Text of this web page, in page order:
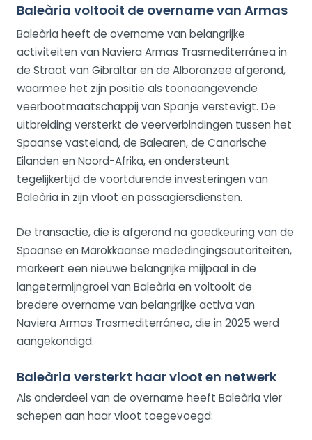
Baleària voltooit de overname van Armas
Baleària heeft de overname van belangrijke
activiteiten van Naviera Armas Trasmediterránea in
de Straat van Gibraltar en de Alboranzee afgerond,
waarmee het zijn positie als toonaangevende
veerbootmaatschappij van Spanje verstevigt. De
uitbreiding versterkt de veerverbindingen tussen het
Spaanse vasteland, de Balearen, de Canarische
Eilanden en Noord-Afrika, en ondersteunt
tegelijkertijd de voortdurende investeringen van
Baleària in zijn vloot en passagiersdiensten.
De transactie, die is afgerond na goedkeuring van de
Spaanse en Marokkaanse mededingingsautoriteiten,
markeert een nieuwe belangrijke mijlpaal in de
langetermijngroei van Baleària en voltooit de
bredere overname van belangrijke activa van
Naviera Armas Trasmediterránea, die in 2025 werd
aangekondigd.
Baleària versterkt haar vloot en netwerk
Als onderdeel van de overname heeft Baleària vier
schepen aan haar vloot toegevoegd: